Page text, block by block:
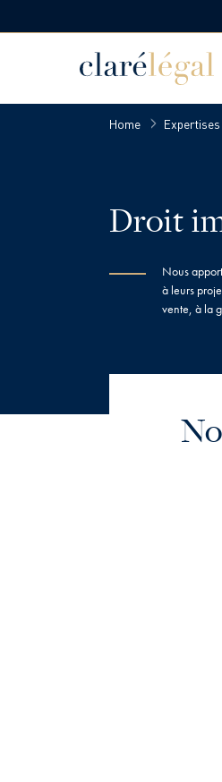
Home Expertises
Droit
Nous
à leurs
vente, à la